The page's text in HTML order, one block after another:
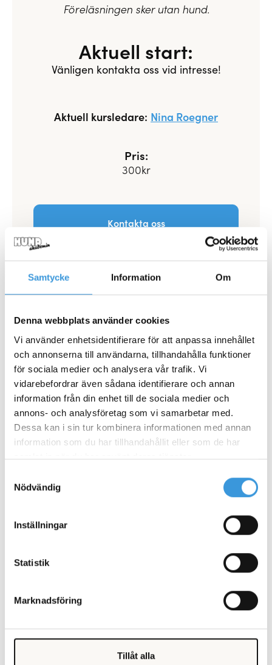
Samtycke Information Om
Denna webbplats använder cookies
Vi använder enhetsidentifierare för att anpassa innehållet
och annonserna till användarna, tillhandahålla funktioner
för sociala medier och analysera vår trafik. Vi
vidarebefordrar även sådana identifierare och annan
information från din enhet till de sociala medier och
annons- och analysföretag som vi samarbetar med.
Dessa kan i sin tur kombinera informationen med annan
information som du har tillhandahållit eller som de har
samlat in när du har använt deras tjänster.
Nödvändig
Inställningar
Statistik
Marknadsföring
Tillåt alla
Föreläsningen sker utan hund.
Aktuell start:
Vänligen kontakta oss vid intresse!
Aktuell kursledare: Nina Roegner
Pris:
300kr
Kontakta oss
Frågor eller funderingar?
Kontakta oss
Tveka inte att kontakta oss om du har några
frågor.
Du kan nå oss på telefon031-68 55 54eller maila
info@hundakademin.com
Du kan också fylla i formuläret nedan så kontaktar
vi dig!